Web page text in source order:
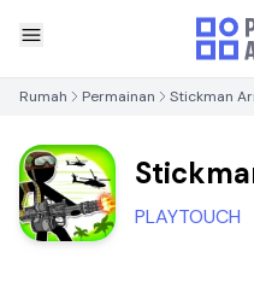
Rumah Permainan Stickman
PLAYTOUCH